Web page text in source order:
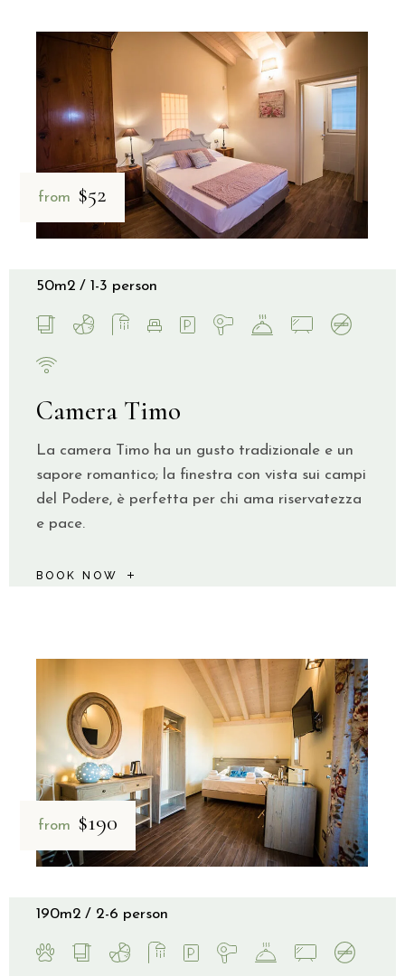
from $52
Camera Timo
La camera Timo ha un gusto tradizionale e un
sapore romantico; la finestra con vista sui campi
del Podere, è perfetta per chi ama riservatezza
e pace.
BOOK NOW
50m2 1-3 person
from $190
190m2 2-6 person